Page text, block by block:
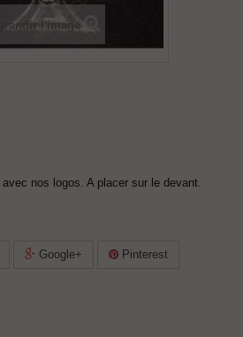
l'image
nos logos. A placer sur le devant.
Google+ Pinterest